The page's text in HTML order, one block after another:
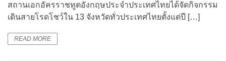
สถานเอกอัครราชทูตอังกฤษประจำประเทศไทยได้จัดกิจกรรม
เดินสายโรดโชว์ใน 13 จังหวัดทั่วประเทศไทยตั้งแต่ปี […]
READ MORE